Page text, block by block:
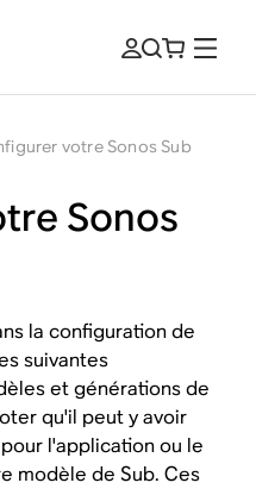
votre Sonos Sub
Sonos
la configuration de
suivantes
et générations de
qu'il peut y avoir
l'application ou le
modèle de Sub. Ces